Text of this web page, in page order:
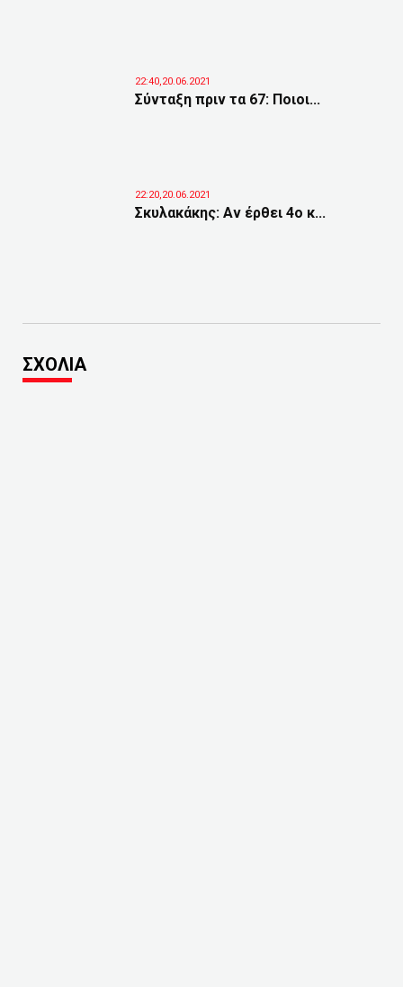
22:40,20.06.2021
Σύνταξη πριν τα 67: Ποιοι...
22:20,20.06.2021
Σκυλακάκης: Αν έρθει 4ο κ...
ΣΧΟΛΙΑ